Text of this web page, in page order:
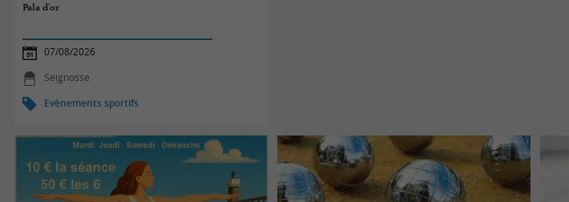
Pala d'or
07/08/2026
Seignosse
Evènements sportifs